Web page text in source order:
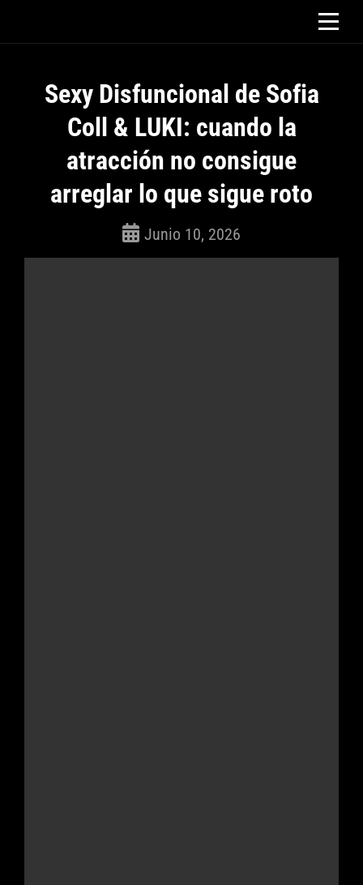
Sexy Disfuncional de Sofia
Coll & LUKI: cuando la
atracción no consigue
arreglar lo que sigue roto
Junio 10, 2026